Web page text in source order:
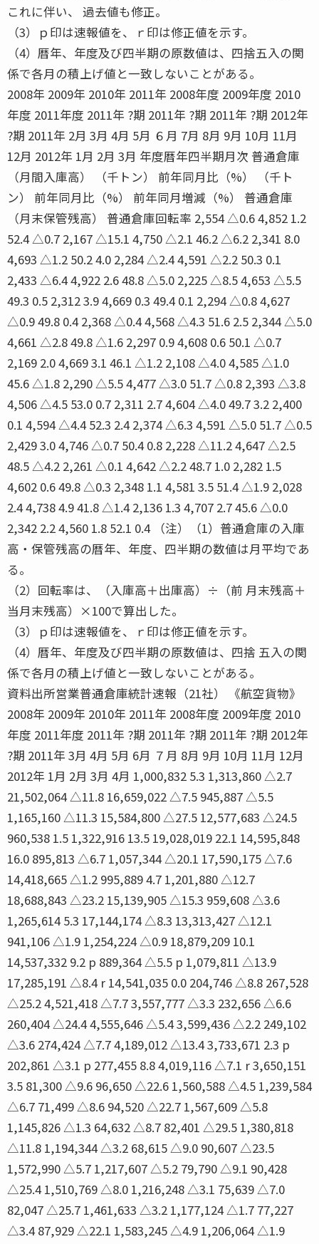
これに伴い、 過去値も修正。
（3）ｐ印は速報値を、ｒ印は修正値を示す。
（4）暦年、年度及び四半期の原数値は、四捨五入の関
係で各月の積上げ値と一致しないことがある。
2008年 2009年 2010年 2011年 2008年度 2009年度 2010
年度 2011年度 2011年 ?期 2011年 ?期 2011年 ?期 2012年
?期 2011年 2月 3月 4月 5月 ６月 7月 8月 9月 10月 11月
12月 2012年 1月 2月 3月 年度暦年四半期月次 普通倉庫
（月間入庫高） （千トン） 前年同月比（%） （千ト
ン） 前年同月比（%） 前年同月増減（%） 普通倉庫
（月末保管残高） 普通倉庫回転率 2,554 △0.6 4,852 1.2
52.4 △0.7 2,167 △15.1 4,750 △2.1 46.2 △6.2 2,341 8.0
4,693 △1.2 50.2 4.0 2,284 △2.4 4,591 △2.2 50.3 0.1
2,433 △6.4 4,922 2.6 48.8 △5.0 2,225 △8.5 4,653 △5.5
49.3 0.5 2,312 3.9 4,669 0.3 49.4 0.1 2,294 △0.8 4,627
△0.9 49.8 0.4 2,368 △0.4 4,568 △4.3 51.6 2.5 2,344 △5.0
4,661 △2.8 49.8 △1.6 2,297 0.9 4,608 0.6 50.1 △0.7
2,169 2.0 4,669 3.1 46.1 △1.2 2,108 △4.0 4,585 △1.0
45.6 △1.8 2,290 △5.5 4,477 △3.0 51.7 △0.8 2,393 △3.8
4,506 △4.5 53.0 0.7 2,311 2.7 4,604 △4.0 49.7 3.2 2,400
0.1 4,594 △4.4 52.3 2.4 2,374 △6.3 4,591 △5.0 51.7 △0.5
2,429 3.0 4,746 △0.7 50.4 0.8 2,228 △11.2 4,647 △2.5
48.5 △4.2 2,261 △0.1 4,642 △2.2 48.7 1.0 2,282 1.5
4,602 0.6 49.8 △0.3 2,348 1.1 4,581 3.5 51.4 △1.9 2,028
2.4 4,738 4.9 41.8 △1.4 2,136 1.3 4,707 2.7 45.6 △0.0
2,342 2.2 4,560 1.8 52.1 0.4 （注）（1）普通倉庫の入庫
高・保管残高の暦年、年度、四半期の数値は月平均であ
る。
（2）回転率は、（入庫高＋出庫高）÷（前 月末残高＋
当月末残高）×100で算出した。
（3）ｐ印は速報値を、ｒ印は修正値を示す。
（4）暦年、年度及び四半期の原数値は、四捨 五入の関
係で各月の積上げ値と一致しないことがある。
資料出所営業普通倉庫統計速報（21社） 《航空貨物》
2008年 2009年 2010年 2011年 2008年度 2009年度 2010
年度 2011年度 2011年 ?期 2011年 ?期 2011年 ?期 2012年
?期 2011年 3月 4月 5月 6月 ７月 8月 9月 10月 11月 12月
2012年 1月 2月 3月 4月 1,000,832 5.3 1,313,860 △2.7
21,502,064 △11.8 16,659,022 △7.5 945,887 △5.5
1,165,160 △11.3 15,584,800 △27.5 12,577,683 △24.5
960,538 1.5 1,322,916 13.5 19,028,019 22.1 14,595,848
16.0 895,813 △6.7 1,057,344 △20.1 17,590,175 △7.6
14,418,665 △1.2 995,889 4.7 1,201,880 △12.7
18,688,843 △23.2 15,139,905 △15.3 959,608 △3.6
1,265,614 5.3 17,144,174 △8.3 13,313,427 △12.1
941,106 △1.9 1,254,224 △0.9 18,879,209 10.1
14,537,332 9.2 p 889,364 △5.5 p 1,079,811 △13.9
17,285,191 △8.4 r 14,541,035 0.0 204,746 △8.8 267,528
△25.2 4,521,418 △7.7 3,557,777 △3.3 232,656 △6.6
260,404 △24.4 4,555,646 △5.4 3,599,436 △2.2 249,102
△3.6 274,424 △7.7 4,189,012 △13.4 3,733,671 2.3 p
202,861 △3.1 p 277,455 8.8 4,019,116 △7.1 r 3,650,151
3.5 81,300 △9.6 96,650 △22.6 1,560,588 △4.5 1,239,584
△6.7 71,499 △8.6 94,520 △22.7 1,567,609 △5.8
1,145,826 △1.3 64,632 △8.7 82,401 △29.5 1,380,818
△11.8 1,194,344 △3.2 68,615 △9.0 90,607 △23.5
1,572,990 △5.7 1,217,607 △5.2 79,790 △9.1 90,428
△25.4 1,510,769 △8.0 1,216,248 △3.1 75,639 △7.0
82,047 △25.7 1,461,633 △3.2 1,177,124 △1.7 77,227
△3.4 87,929 △22.1 1,583,245 △4.9 1,206,064 △1.9